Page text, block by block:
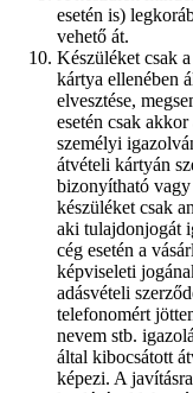
esetén is)
vehető át.
Készüléket csak
kártya ellenében
elvesztése,
esetén csak
személyi
átvételi kártyán
bizonyítható vagy
készüléket csak
aki tulajdonjogát
cég esetén a
képviseleti
adásvételi
telefonomért
nevem stb.
által kibocsátott
képezi. A